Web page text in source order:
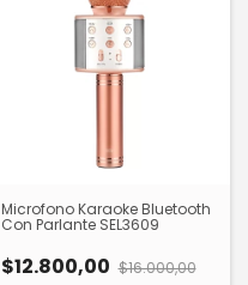
Microfono Karaoke Bluetooth
Con Parlante SEL3609
$12.800,00 $16.000,00